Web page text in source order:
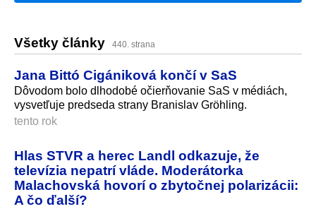
Všetky články 440. strana
Jana Bittó Cigániková končí v SaS
Dôvodom bolo dlhodobé očierňovanie SaS v médiách,
vysvetľuje predseda strany Branislav Gröhling.
tento rok
Hlas STVR a herec Landl odkazuje, že
televízia nepatrí vláde. Moderátorka
Malachovská hovorí o zbytočnej polarizácii:
A čo ďalší?